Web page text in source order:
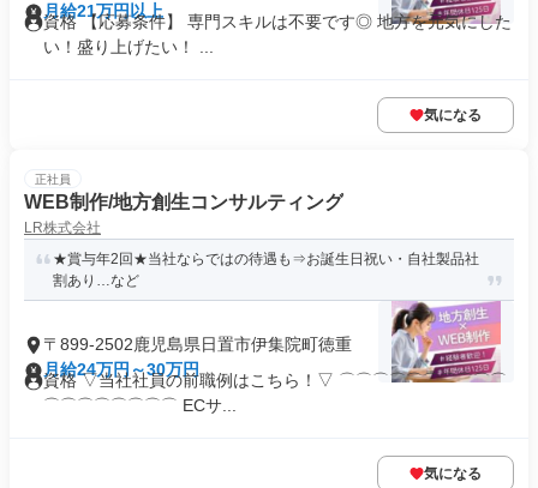
月給21万円以上
資格 【応募条件】 専門スキルは不要です◎ 地方を元気にした
い！盛り上げたい！ ...
気になる
正社員
WEB制作/地方創生コンサルティング
LR株式会社
★賞与年2回★当社ならではの待遇も⇒お誕生日祝い・自社製品社
割あり…など
〒899-2502鹿児島県日置市伊集院町徳重
月給24万円～30万円
資格 ▽当社社員の前職例はこちら！▽ ⌒⌒⌒⌒⌒⌒⌒⌒⌒⌒
⌒⌒⌒⌒⌒⌒⌒⌒ ECサ...
気になる